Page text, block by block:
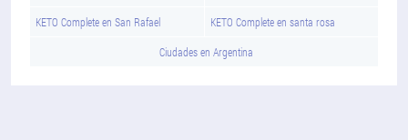
KETO Complete en San Rafael KETO Complete en santa rosa
Ciudades en Argentina